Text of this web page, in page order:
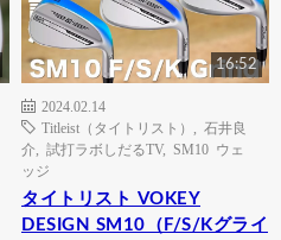
16:52
2024.02.14
Titleist（タイトリスト）
石井良
介
試打ラボしだるTV, SM10 ウェ
ッジ
タイトリスト VOKEY
DESIGN SM10（F/S/Kグライ